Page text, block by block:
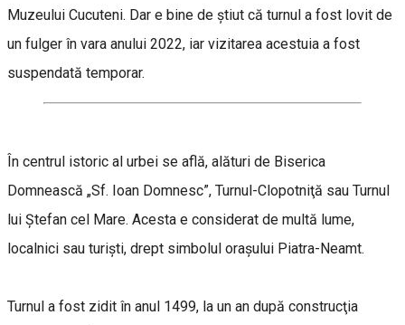
Muzeului Cucuteni. Dar e bine de știut că turnul a fost lovit de
un fulger în vara anului 2022, iar vizitarea acestuia a fost
suspendată temporar.
În centrul istoric al urbei se află, alături de Biserica
Domnească „Sf. Ioan Domnesc”, Turnul-Clopotniţă sau Turnul
lui Ștefan cel Mare. Acesta e considerat de multă lume,
localnici sau turiști, drept simbolul orașului Piatra-Neamt.
Turnul a fost zidit în anul 1499, la un an după construcţia